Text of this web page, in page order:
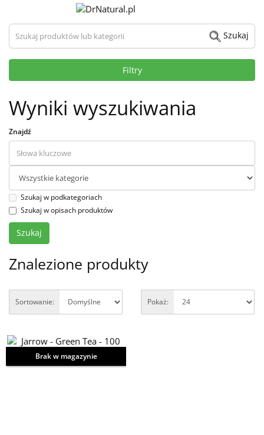
Szukaj produktów lub kategorii Szukaj
Filtry
Wyniki wyszukiwania
Znajdź
Szukaj w podkategoriach
Szukaj w opisach produktów
Znalezione produkty
Sortowanie: Pokaż:
Brak w magazynie